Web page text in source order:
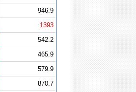
946.9
1393
542.2
465.9
579.9
870.7